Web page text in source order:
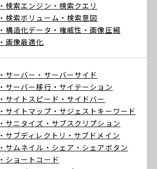
・検索エンジン ・検索クエリ
・検索ボリューム ・検索意図
・構造化データ ・権威性 ・画像圧縮
・画像最適化
・サーバー ・サーバーサイド
・サーバー移行 ・サイテーション
・サイトスピード ・サイドバー
・サイトマップ ・サジェストキーワード
・サニタイズ ・サブスクリプション
・サブディレクトリ ・サブドメイン
・サムネイル ・シェア ・シェアボタン
・ショートコード